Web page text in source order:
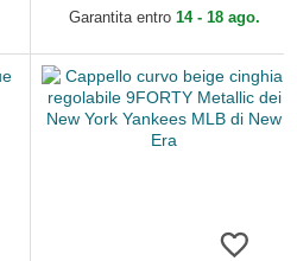
New Era
Garantita entro 14 - 18 ago.